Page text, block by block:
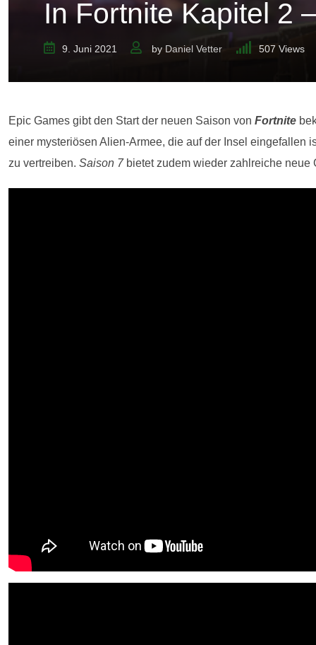
In Fortnite Kapitel 2
9. Juni 2021 by Daniel Vetter 507 Views
Epic Games gibt den Start der neuen Saison von Fortnite
einer mysteriösen Alien-Armee, die auf der Insel eingefallen
zu vertreiben. Saison 7bietet zudem wieder zahlreiche neue